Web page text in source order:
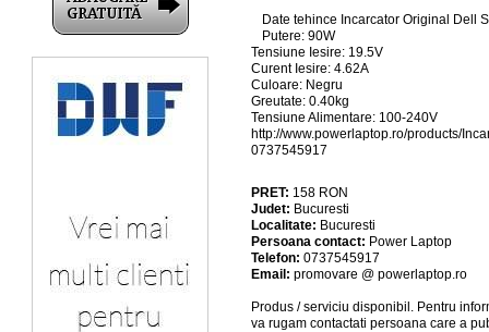
Date tehince Incarcator Original Dell
Putere: 90W
Tensiune Iesire: 19.5V
Curent Iesire: 4.62A
Culoare: Negru
Greutate: 0.40kg
Tensiune Alimentare: 100-240V
http://www.powerlaptop.ro/products/
0737545917
PRET: 158 RON
Judet: Bucuresti
Localitate: Bucuresti
Persoana contact: Power Laptop
Telefon: 0737545917
Email: promovare @ powerlaptop.ro
Produs / serviciu disponibil . Pentru
va rugam contactati persoana care a